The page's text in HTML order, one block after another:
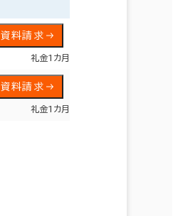
資料請求
礼金1カ月
資料請求
礼金1カ月